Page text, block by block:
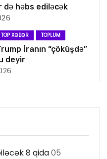
də həbs ediləcək
TOP XƏBƏR TOPLUM
İranın “çöküşdə”
deyir
8 qida05